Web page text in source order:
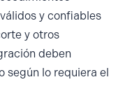
y confiables
y otros
deben
según lo requiera el